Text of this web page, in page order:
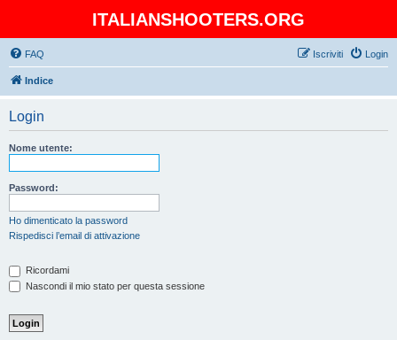
ITALIANSHOOTERS.ORG
FAQ Login
Iscriviti
Indice
Login
Nome utente:
Password:
Ho dimenticato la password
Rispedisci l’email di attivazione
Ricordami
Nascondi il mio stato per questa sessione